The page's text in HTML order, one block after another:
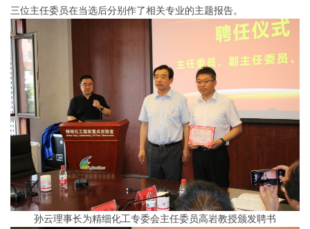
三位主任委员在当选后分别作了相关专业的主题报告。
孙云理事长为精细化工专委会主任委员高岩教授颁发聘书